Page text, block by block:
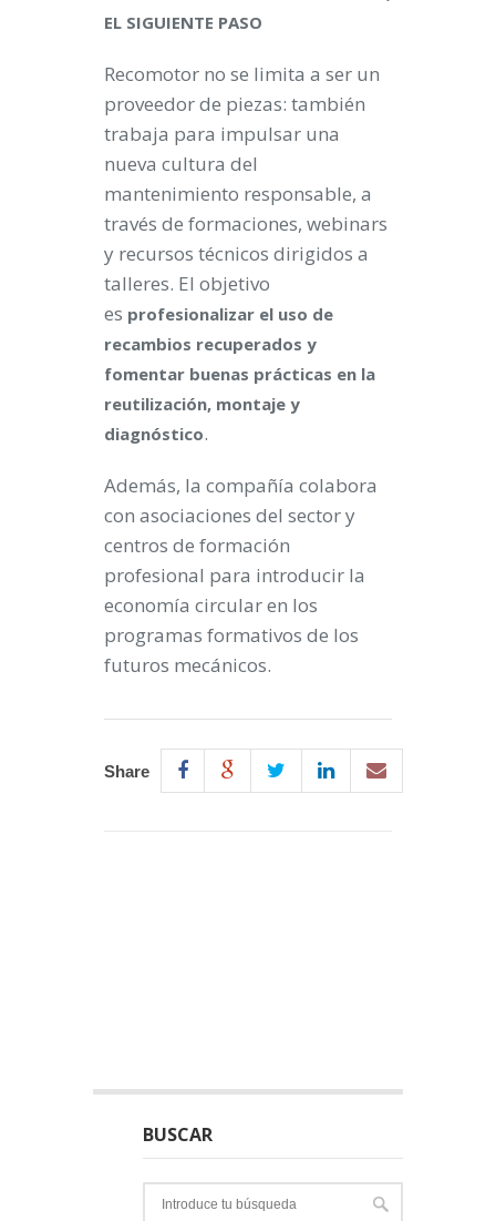
EL SIGUIENTE PASO
Recomotor no se limita a ser un
proveedor de piezas: también
trabaja para impulsar una
nueva cultura del
mantenimiento responsable, a
través de formaciones, webinars
y recursos técnicos dirigidos a
talleres. El objetivo
es profesionalizar el uso de
recambios recuperados y
fomentar buenas prácticas en la
reutilización, montaje y
diagnóstico.
Además, la compañía colabora
con asociaciones del sector y
centros de formación
profesional para introducir la
economía circular en los
programas formativos de los
futuros mecánicos.
Share
BUSCAR